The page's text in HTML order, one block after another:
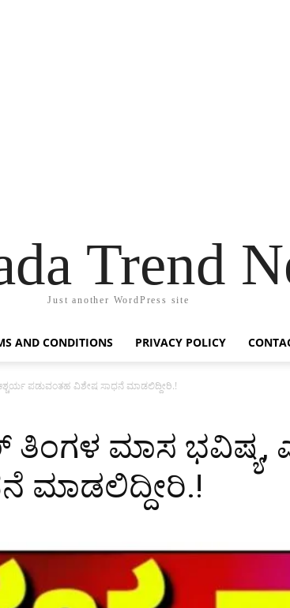
Trend
Just another WordPress site
AND CONDITIONS PRIVACY POLICY
ಪಡುವಂತಹ ವಿಶೇಷ ಸಾಧನೆ ಮಾಡಲಿದ್ದೀರಿ.!
ಮಾಸ ಭವಿಷ್ಯ,
ಮಾಡಲಿದ್ದೀರಿ.!